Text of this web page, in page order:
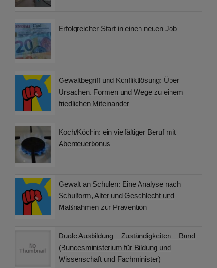
Erfolgreicher Start in einen neuen Job
Gewaltbegriff und Konfliktlösung: Über
Ursachen, Formen und Wege zu einem
friedlichen Miteinander
Koch/Köchin: ein vielfältiger Beruf mit
Abenteuerbonus
Gewalt an Schulen: Eine Analyse nach
Schulform, Alter und Geschlecht und
Maßnahmen zur Prävention
Duale Ausbildung – Zuständigkeiten – Bund
(Bundesministerium für Bildung und
Wissenschaft und Fachminister)